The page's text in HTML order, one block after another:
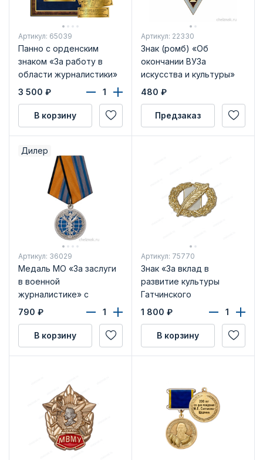
Артикул: 65039
Панно с орденским
знаком «За работу в
области журналистики»
3 500 ₽
В корзину
Артикул: 22330
Знак (ромб) «Об
окончании ВУЗа
искусства и культуры»
480 ₽
Предзаказ
Дилер
Артикул: 36029
Медаль МО «За заслуги
в военной
журналистике» с
бланком удостоверения
790 ₽
В корзину
Артикул: 75770
Знак «За вклад в
развитие культуры
Гатчинского
муниципального района
Ленинградской области»
1 800 ₽
В корзину